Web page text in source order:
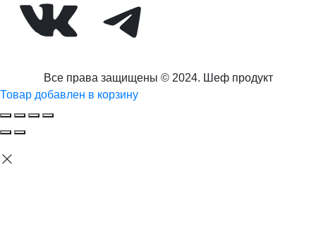
ВКонтактеTelegram
Все права защищены © 2024. Шеф продукт
Товар добавлен в корзину